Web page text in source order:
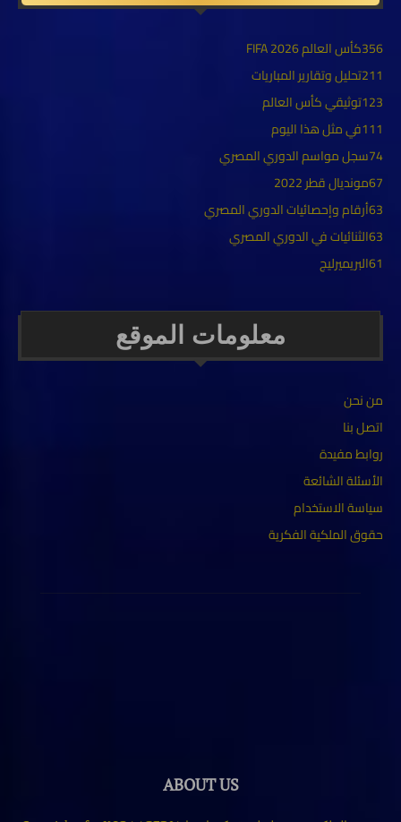
كأس العالم FIFA 2026356
تحليل وتقارير المباريات211
توثيقي كأس العالم123
في مثل هذا اليوم111
سجل مواسم الدوري المصري74
مونديال قطر 202267
أرقام وإحصائيات الدوري المصري63
الثنائيات في الدوري المصري63
البريميرليج61
معلومات الموقع
من نحن
اتصل بنا
روابط مفيدة
الأسئلة الشائعة
سياسة الاستخدام
حقوق الملكية الفكرية
2025